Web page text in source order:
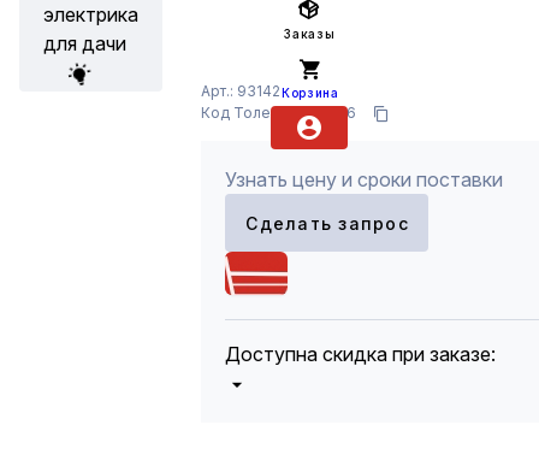
Заказы
Корзина
электрика
для дачи
Арт.: 93142
Код Толедо: 7112896
Узнать цену и сроки поставки
Сделать запрос
Доступна скидка при заказе: